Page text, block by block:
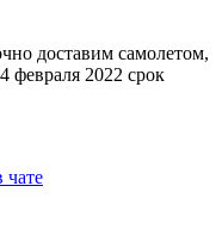
доставим самолетом,
февраля 2022 срок
чате